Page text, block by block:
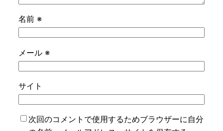
名前 ※
メール ※
サイト
次回のコメントで使用するためブラウザーに自分